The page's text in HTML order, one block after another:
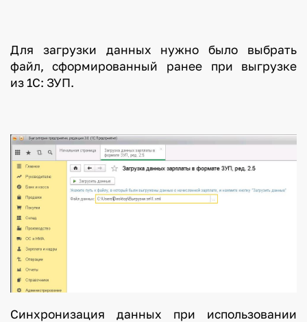
Для загрузки данных нужно было выбрать
файл, сформированный ранее при выгрузке
из 1С: ЗУП.
Синхронизация данных при использовании